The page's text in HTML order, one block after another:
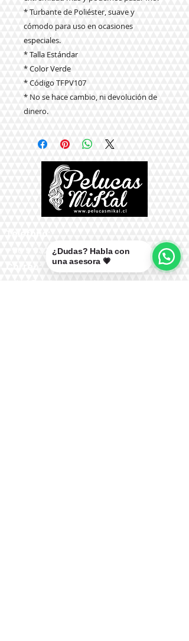
* Turbante de Poliéster, suave y
cómodo para uso en ocasiones
especiales.
* Talla Estándar
* Color Verde
* Código TFPV107
* No se hace cambio, ni devolución de
dinero.
+56 9 9327 7210
mikal@pelucasmikal.cl
¿Dudas? Habla con
una asesora 💗